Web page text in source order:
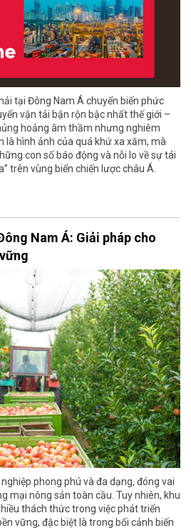
tại Đông Nam Á chuyển biến phức
vận tải bận rộn bậc nhất thế giới –
hoảng âm thầm nhưng nghiêm
là hình ảnh của quá khứ xa xăm, mà
con số báo động và nỗi lo về sự tái
trên vùng biển chiến lược châu Á.
Nam Á: Giải pháp cho
phong phú và đa dạng, đóng vai
mại nông sản toàn cầu. Tuy nhiên, khu
thách thức trong việc phát triển
vững, đặc biệt là trong bối cảnh biến